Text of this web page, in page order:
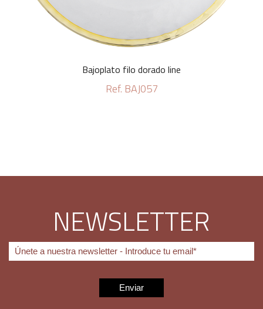
Bajoplato filo dorado line
Ref. BAJ057
NEWSLETTER